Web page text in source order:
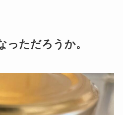
っただろうか。